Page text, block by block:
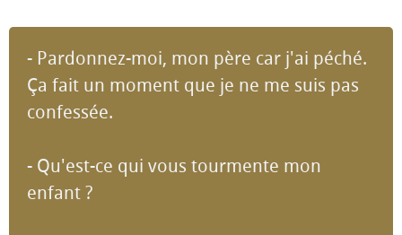
- Pardonnez-moi, mon père car j'ai péché.
Ça fait un moment que je ne me suis pas
confessée.
- Qu'est-ce qui vous tourmente mon
enfant ?